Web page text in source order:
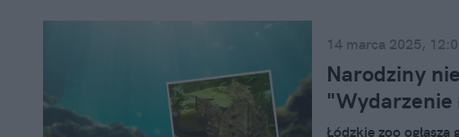
14 marca 2025,
Narodziny
"Wydarzenie
Łódzkie zoo